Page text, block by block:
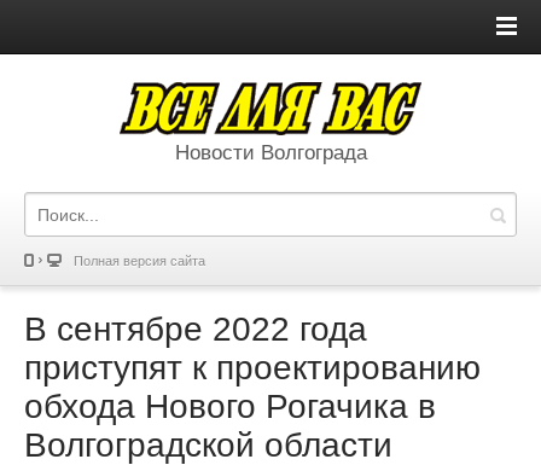
Новости Волгограда
Полная версия сайта
В сентябре 2022 года
приступят к проектированию
обхода Нового Рогачика в
Волгоградской области